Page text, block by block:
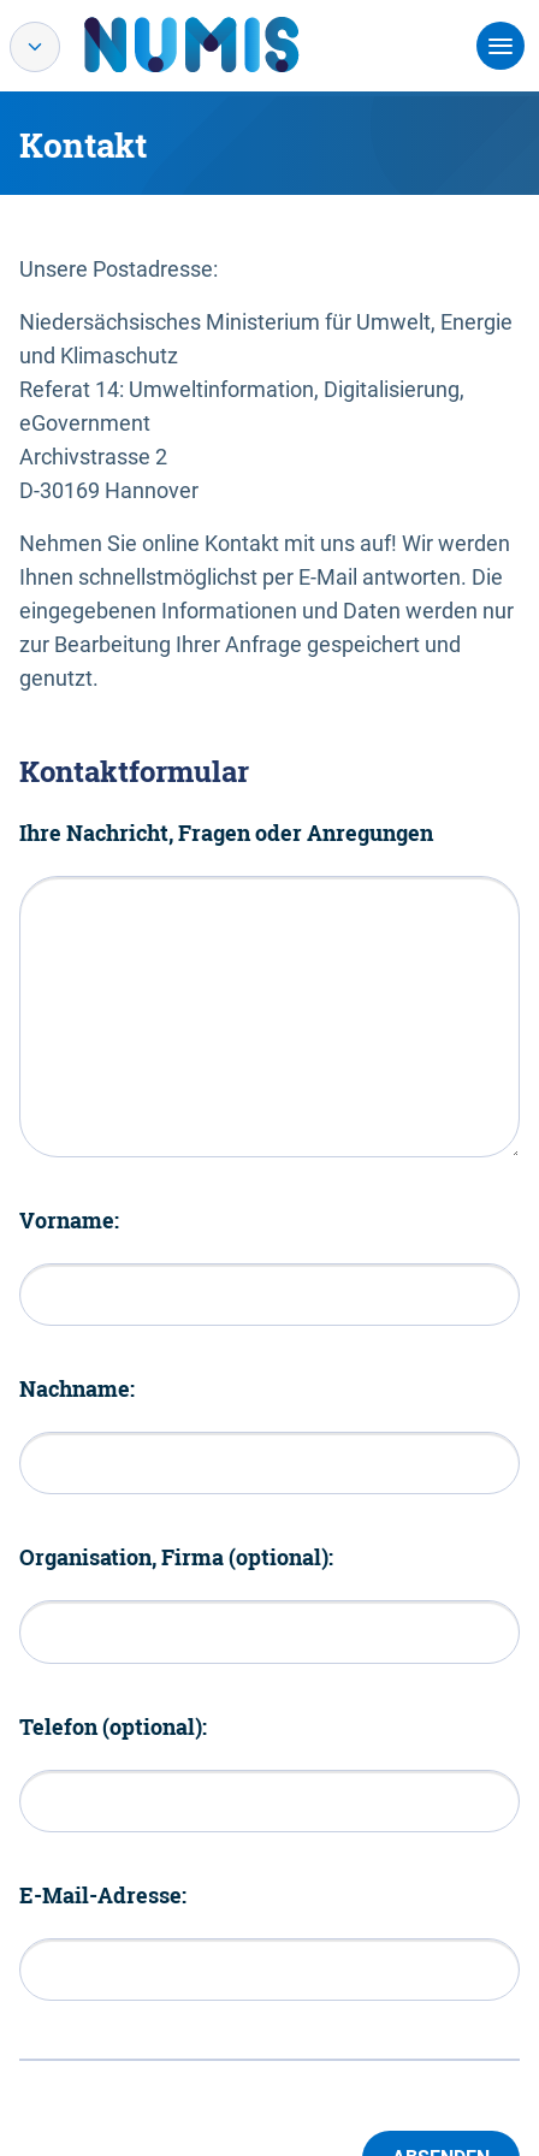
Kontakt
Unsere Postadresse:
Niedersächsisches Ministerium für Umwelt, Energie
und Klimaschutz
Referat 14: Umweltinformation, Digitalisierung,
eGovernment
Archivstrasse 2
D-30169 Hannover
Nehmen Sie online Kontakt mit uns auf! Wir werden
Ihnen schnellstmöglichst per E-Mail antworten. Die
eingegebenen Informationen und Daten werden nur
zur Bearbeitung Ihrer Anfrage gespeichert und
genutzt.
Kontaktformular
Ihre Nachricht, Fragen oder Anregungen
Vorname:
Nachname:
Organisation, Firma (optional):
Telefon (optional):
E-Mail-Adresse: